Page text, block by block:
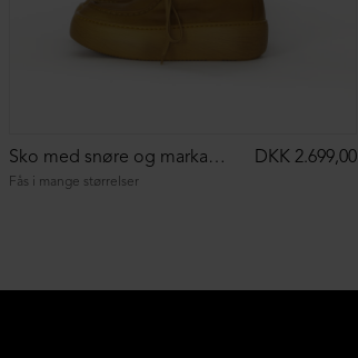
Fås i mange størrelser
Sko med snøre og markant syning DKK 2.699,00